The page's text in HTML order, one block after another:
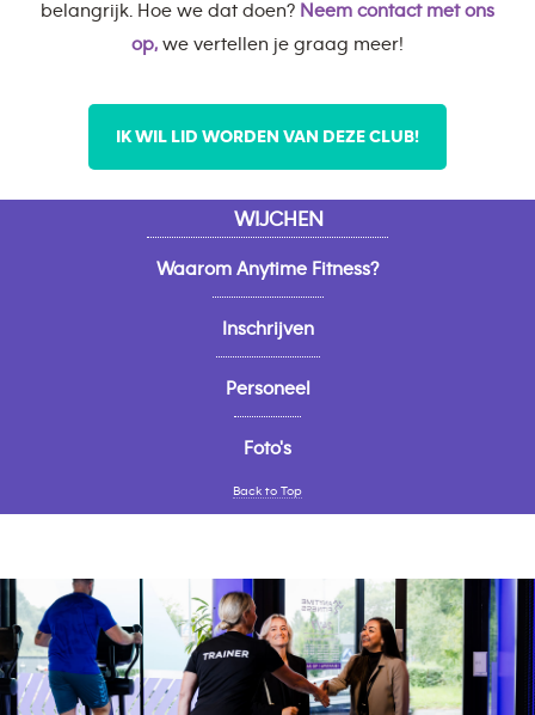
belangrijk. Hoe we dat doen? Neem contact met ons
op, we vertellen je graag meer!
IK WIL LID WORDEN VAN DEZE CLUB!
WIJCHEN
Waarom Anytime Fitness?
Inschrijven
Personeel
Foto's
Back to Top